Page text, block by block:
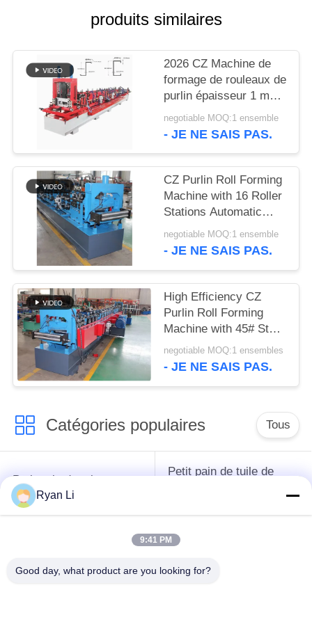
CONFIDENTIALITÉ
produits similaires
2026 CZ Machine de
formage de rouleaux de
purlin épaisseur 1 mm-
3 mm Haute efficacité
negotiable MOQ:1 ensemble
- JE NE SAIS PAS.
CZ Purlin Roll Forming
Machine with 16 Roller
Stations Automatic
Fixed-Length Cutting
and Hydraulic Station
negotiable MOQ:1 ensemble
- JE NE SAIS PAS.
High Efficiency CZ
Purlin Roll Forming
Machine with 45# Steel
Rollers and High
Straightness for
negotiable MOQ:1 ensembles
- JE NE SAIS PAS.
Catégories populaires Tous
Petit pain de toit
formant la machine
Petit pain de tuile de
de descente
Machine de formage
à volets
Ryan Li
9:41 PM
Good day, what product are you looking for?